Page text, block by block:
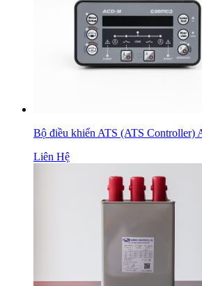
Bộ điều khiển ATS (ATS Controller)
Liên Hệ